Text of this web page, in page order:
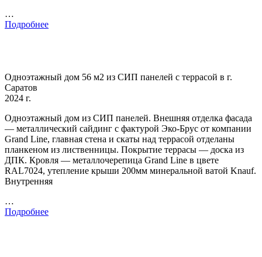
…
Подробнее
Одноэтажный дом 56 м2 из СИП панелей с террасой в г.
Саратов
2024 г.
Одноэтажный дом из СИП панелей. Внешняя отделка фасада
— металлический сайдинг с фактурой Эко-Брус от компании
Grand Line, главная стена и скаты над террасой отделаны
планкеном из лиственницы. Покрытие террасы — доска из
ДПК. Кровля — металлочерепица Grand Line в цвете
RAL7024, утепление крыши 200мм минеральной ватой Knauf.
Внутренняя
…
Подробнее